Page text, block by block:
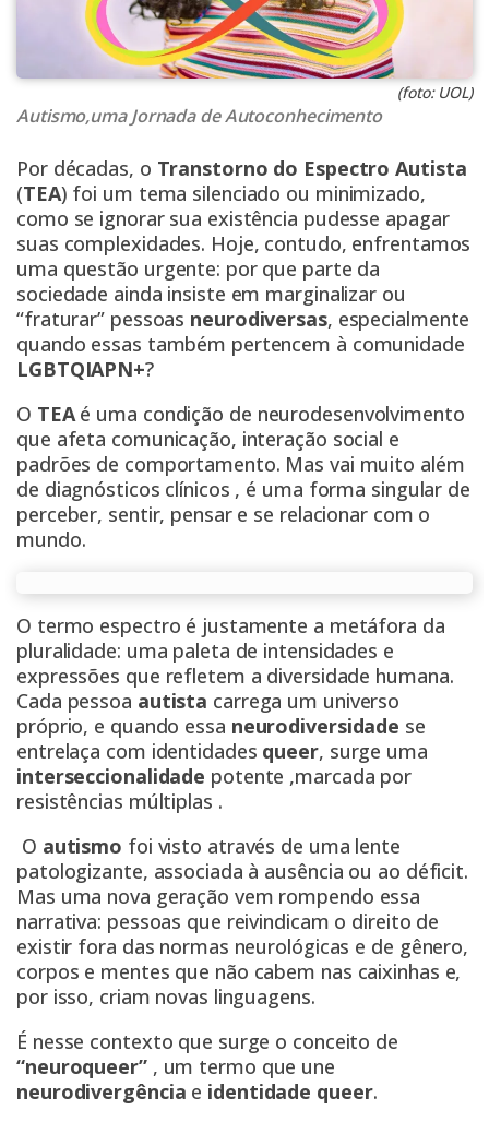
(foto: UOL)
Autismo,uma Jornada de Autoconhecimento
Por décadas, o Transtorno do Espectro Autista
(TEA) foi um tema silenciado ou minimizado,
como se ignorar sua existência pudesse apagar
suas complexidades. Hoje, contudo, enfrentamos
uma questão urgente: por que parte da
sociedade ainda insiste em marginalizar ou
“fraturar” pessoas neurodiversas, especialmente
quando essas também pertencem à comunidade
LGBTQIAPN+?
O TEAé uma condição de neurodesenvolvimento
que afeta comunicação, interação social e
padrões de comportamento. Mas vai muito além
de diagnósticos clínicos , é uma forma singular de
perceber, sentir, pensar e se relacionar com o
mundo.
O termo espectro é justamente a metáfora da
pluralidade: uma paleta de intensidades e
expressões que refletem a diversidade humana.
Cada pessoa autista carrega um universo
próprio, e quando essa neurodiversidade se
entrelaça com identidades queer, surge uma
interseccionalidade potente ,marcada por
resistências múltiplas .
O autismo foi visto através de uma lente
patologizante, associada à ausência ou ao déficit.
Mas uma nova geração vem rompendo essa
narrativa: pessoas que reivindicam o direito de
existir fora das normas neurológicas e de gênero,
corpos e mentes que não cabem nas caixinhas e,
por isso, criam novas linguagens.
É nesse contexto que surge o conceito de
“neuroqueer” , um termo que une
neurodivergência e identidade queer.